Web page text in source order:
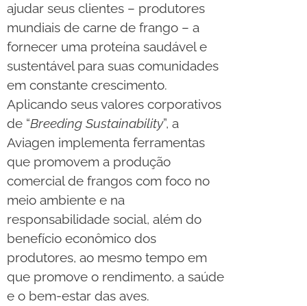
ajudar seus clientes – produtores
mundiais de carne de frango – a
fornecer uma proteína saudável e
sustentável para suas comunidades
em constante crescimento.
Aplicando seus valores corporativos
de “Breeding Sustainability”, a
Aviagen implementa ferramentas
que promovem a produção
comercial de frangos com foco no
meio ambiente e na
responsabilidade social, além do
benefício econômico dos
produtores, ao mesmo tempo em
que promove o rendimento, a saúde
e o bem-estar das aves.